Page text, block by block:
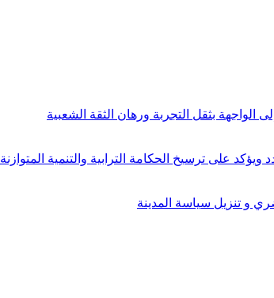
الواجهة بثقل التجربة ورهان الثقة الشعبية
على ترسيخ الحكامة الترابية والتنمية المتوازنة